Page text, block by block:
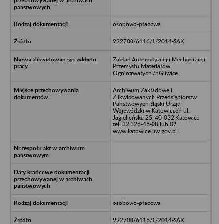
osobowo-płacowa
992700/6116/1/2014-SAK
Zakład Automatyzacjii Mechanizacji
Przemysłu Materiałów
Ogniotrwałych /nGliwice
Archiwum Zakładowe i
Zlikwidowanych Przedsiębiorstw
Państwowych Śląski Urząd
Wojewódzki w Katowicach ul.
Jagiellońska 25, 40-032 Katowice
tel. 32 326-46-08 lub 09
www.katowice.uw.gov.pl
osobowo-płacowa
992700/6116/1/2014-SAK